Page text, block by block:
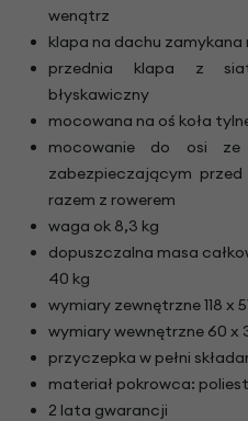
wenątrz
klapa na dachu zamykana
przednia klapa z
błyskawiczny
mocowana na oś koła
mocowanie do osi ze
zabezpieczającym przed
razem z rowerem
waga ok 8,3 kg
dopuszczalna masa
40 kg
wymiary zewnętrzne 118 x
wymiary wewnętrzne 60 x
przyczepka w pełni
materiał pokrowca:
2 lata gwarancji